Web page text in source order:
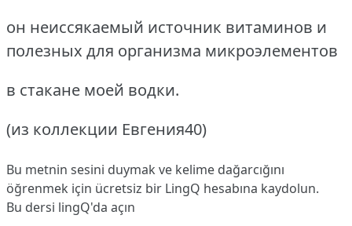
он неиссякаемый источник витаминов и
полезных для организма микроэлементов
в стакане моей водки.
(из коллекции Евгения40)
Bu metnin sesini duymak ve kelime dağarcığını
öğrenmek için ücretsiz bir LingQ hesabına kaydolun.
Bu dersi lingQ'da açın